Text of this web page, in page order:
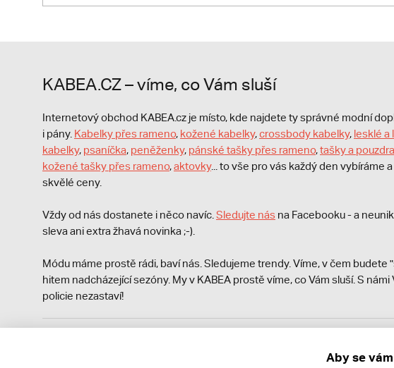
KABEA.CZ – víme, co Vám sluší
Internetový obchod KABEA.cz je místo, kde najdete ty správné modní
i pány. Kabelky přes rameno, kožené kabelky,crossbody kabelky, lesklé a
kabelky, psaníčka, peněženky, pánské tašky přes rameno,tašky a
kožené tašky přes rameno,aktovky... to vše pro vás každý den vybíráme
skvělé ceny.
Vždy od nás dostanete i něco navíc. Sledujte nás na Facebooku - a
sleva ani extra žhavá novinka ;-).
Módu máme prostě rádi, baví nás. Sledujeme trendy. Víme, v čem budete
hitem nadcházející sezóny. My v KABEA prostě víme, co Vám sluší. S námi
policie nezastaví!
Zároveň je povinen zaevidovat přijatou tržbu u správce daně online; v
Aby se